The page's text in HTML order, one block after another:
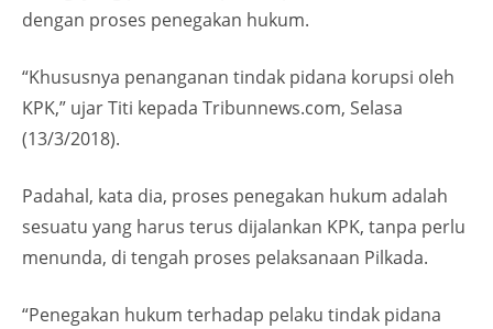
dengan proses penegakan hukum.
“Khususnya penanganan tindak pidana korupsi oleh
KPK,” ujar Titi kepada Tribunnews.com, Selasa
(13/3/2018).
Padahal, kata dia, proses penegakan hukum adalah
sesuatu yang harus terus dijalankan KPK, tanpa perlu
menunda, di tengah proses pelaksanaan Pilkada.
“Penegakan hukum terhadap pelaku tindak pidana